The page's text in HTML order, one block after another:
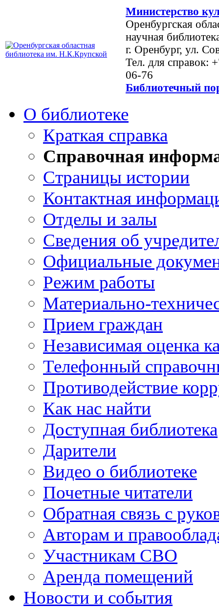
Министерство
Оренбургская
научная
г. Оренбург, ул.
Тел. для справок:
06-76
Библиотечный
О библиотеке
Краткая справка
Справочная
Страницы истории
Контактная
Отделы и залы
Сведения об
Официальные
Режим работы
Материально-
Прием граждан
Независимая оценка
Телефонный
Противодействие
Как нас найти
Доступная библиотека
Дарители
Видео о библиотеке
Почетные читатели
Обратная связь с
Авторам и
Участникам СВО
Аренда помещений
Новости и события